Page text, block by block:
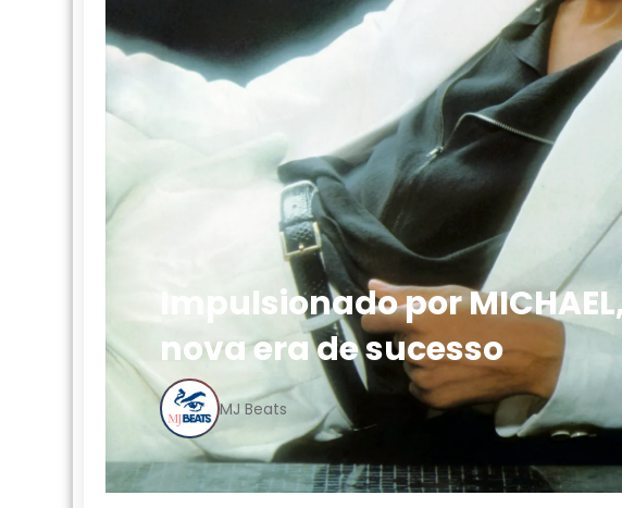
Impulsionado por
nova era de sucesso
MJ Beats